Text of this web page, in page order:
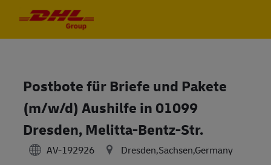
Postbote für Briefe und Pakete
(m/w/d) Aushilfe in 01099
Dresden, Melitta-Bentz-Str.
AV-192926
Dresden,Sachsen,Germany